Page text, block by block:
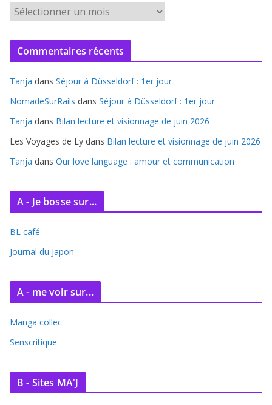
r
c
v
e
Commentaires récents
Tanja dans Séjour à Düsseldorf : 1er jour
NomadeSurRails dans Séjour à Düsseldorf : 1er jour
Tanja dans Bilan lecture et visionnage de juin 2026
Les Voyages de Ly dans Bilan lecture et visionnage de juin 2026
Tanja dans Our love language : amour et communication
A - Je bosse sur...
BL café
Journal du Japon
A - me voir sur...
Manga collec
Senscritique
B - Sites MA'J